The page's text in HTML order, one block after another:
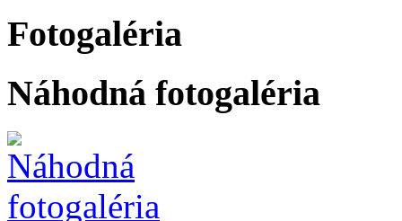
Fotogaléria
Náhodná fotogaléria